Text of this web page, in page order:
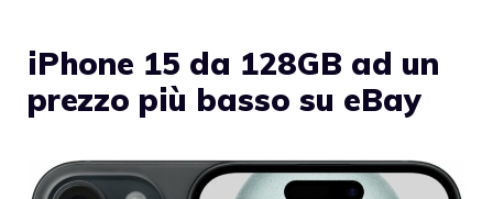
iPhone 15 da 128GB ad un
prezzo più basso su eBay